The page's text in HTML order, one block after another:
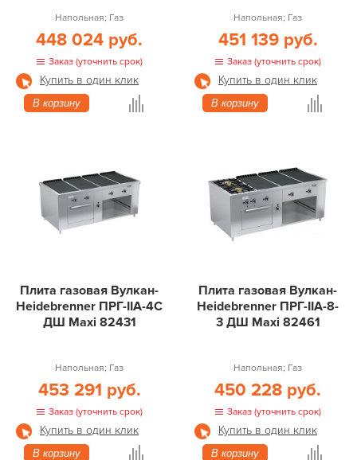
Напольная; Газ
448 024 руб.
Заказ (уточнить срок)
Купить в один клик
В корзину
Напольная; Газ
451 139 руб.
Заказ (уточнить срок)
Купить в один клик
В корзину
Плита газовая Вулкан-
Heidebrenner ПРГ-IIA-4С
ДШ Maxi 82431
Напольная; Газ
453 291 руб.
Заказ (уточнить срок)
Купить в один клик
В корзину
Плита газовая Вулкан-
Heidebrenner ПРГ-IIA-8-
3 ДШ Maxi 82461
Напольная; Газ
450 228 руб.
Заказ (уточнить срок)
Купить в один клик
В корзину